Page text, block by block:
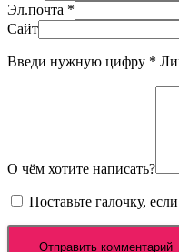
Эл.почта *
Сайт
Введи нужную цифру *
О чём хотите написать?
Поставьте галочку,